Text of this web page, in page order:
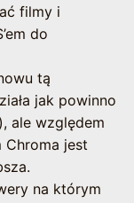
filmy i
do
tą
jak powinno
ale względem
Chroma jest
na którym